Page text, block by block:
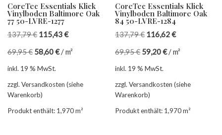
CoreTec Essentials Klick
Vinylboden Baltimore Oak
77 50-LVRE-1277
137,79€ 115,43€
69,95€ 58,60€/m²
inkl. 19 % MwSt.
zzgl. Versandkosten (siehe
Warenkorb)
Produkt enthält: 1,970m²
CoreTec Essentials Klick
Vinylboden Baltimore Oak
84 50-LVRE-1284
137,79€ 116,62€
69,95€ 59,20€/m²
inkl. 19 % MwSt.
zzgl. Versandkosten (siehe
Warenkorb)
Produkt enthält: 1,970m²